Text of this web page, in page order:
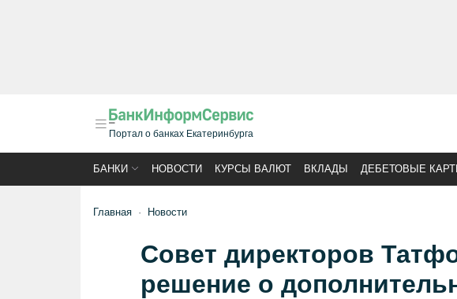
Портал о банках Екатеринбурга
БАНКИ НОВОСТИ КУРСЫ ВАЛЮТ ВКЛАДЫ ДЕБЕТОВЫЕ
Главная Новости
Совет директоров
решение о